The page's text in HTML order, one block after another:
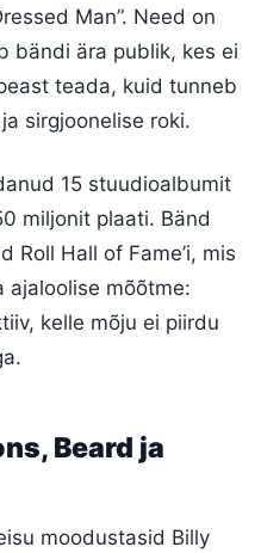
Man”. Need on
bändi ära publik, kes ei
teada, kuid tunneb
sirgjoonelise roki.
15 stuudioalbumit
miljonit plaati. Bänd
Roll Hall of Fame’i, mis
ajaloolise mõõtme:
kelle mõju ei piirdu
Beard ja
moodustasid Billy